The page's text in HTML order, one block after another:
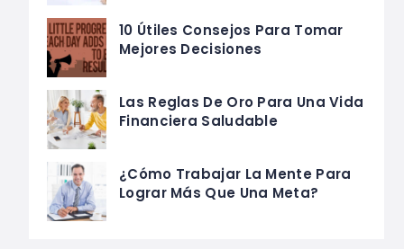
10 Útiles Consejos Para Tomar
Mejores Decisiones
Las Reglas De Oro Para Una Vida
Financiera Saludable
¿Cómo Trabajar La Mente Para
Lograr Más Que Una Meta?